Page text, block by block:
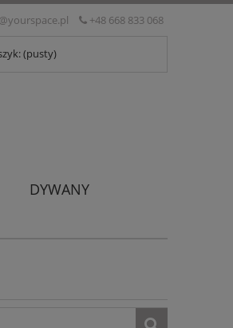
+48 668 833 068
(pusty)
DYWANY